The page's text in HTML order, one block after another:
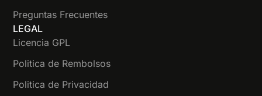
Preguntas Frecuentes
LEGAL
Licencia GPL
Politica de Rembolsos
Politica de Privacidad